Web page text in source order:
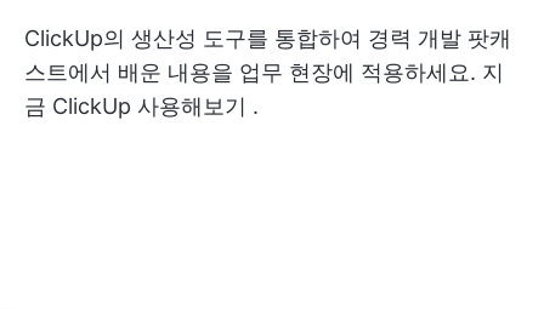
ClickUp의 생산성 도구를 통합하여 경력 개발 팟캐
스트에서 배운 내용을 업무 현장에 적용하세요. 지
금 ClickUp 사용해보기 .